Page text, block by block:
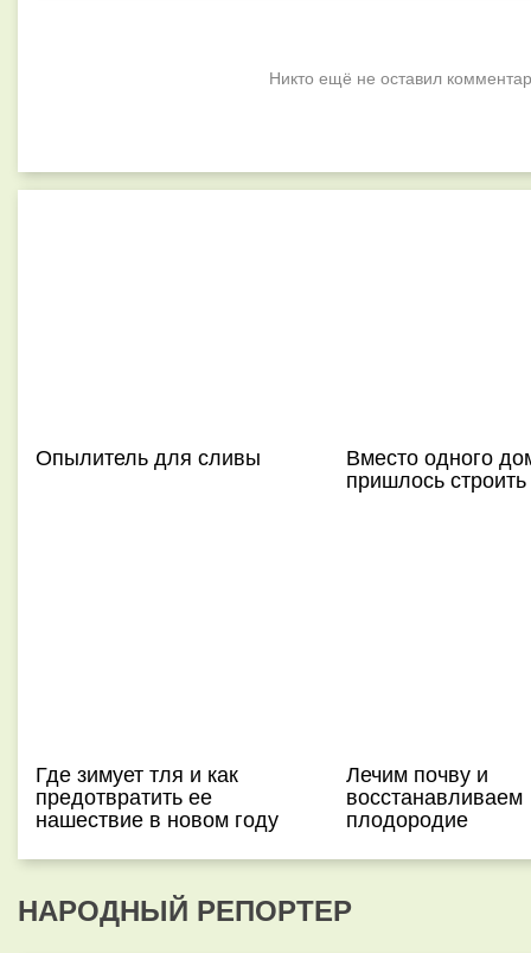
Никто ещё не оставил
Опылитель для сливы Вместо одного
пришлось
Где зимует тля и как
предотвратить ее
нашествие в новом году
Лечим почву и
восстанавливаем
плодородие
НАРОДНЫЙ РЕПОРТЕР